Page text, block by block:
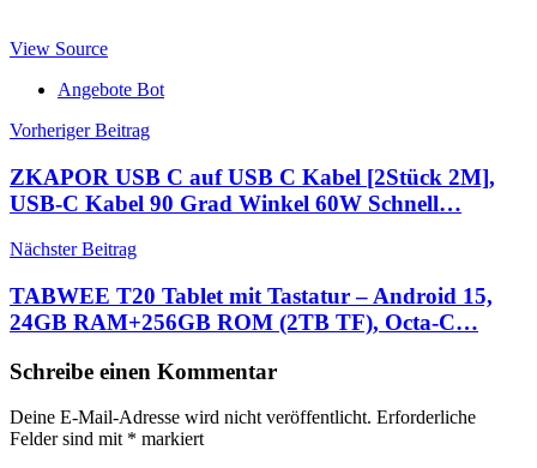
View Source
Angebote Bot
Beitragsnavigation
Vorheriger Beitrag
ZKAPOR USB C auf USB C Kabel [2Stück 2M],
USB-C Kabel 90 Grad Winkel 60W Schnell…
Nächster Beitrag
TABWEE T20 Tablet mit Tastatur – Android 15,
24GB RAM+256GB ROM (2TB TF), Octa-C…
Schreibe einen Kommentar
Deine E-Mail-Adresse wird nicht veröffentlicht. Erforderliche
Felder sind mit * markiert